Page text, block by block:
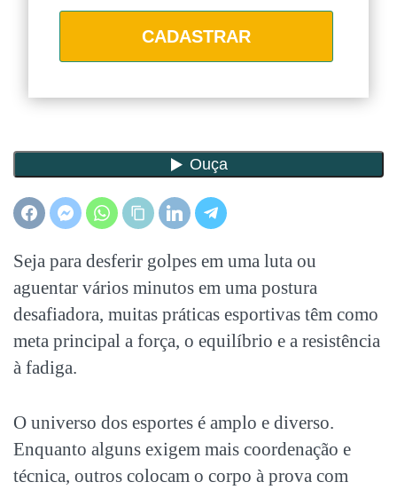
CADASTRAR
Seja para desferir golpes em uma luta ou
aguentar vários minutos em uma postura
desafiadora, muitas práticas esportivas têm como
meta principal a força, o equilíbrio e a resistência
à fadiga.
O universo dos esportes é amplo e diverso.
Enquanto alguns exigem mais coordenação e
técnica, outros colocam o corpo à prova com